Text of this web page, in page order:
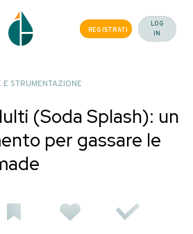
REGISTRATI
LOG
IN
E STRUMENTAZIONE
(Soda Splash): un
per gassare le